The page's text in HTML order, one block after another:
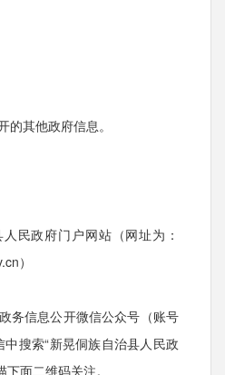
的其他政府信息。
民政府门户网站（网址为：
）
务信息公开微信公众号（账号
搜索“新晃侗族自治县人民政
面二维码关注。